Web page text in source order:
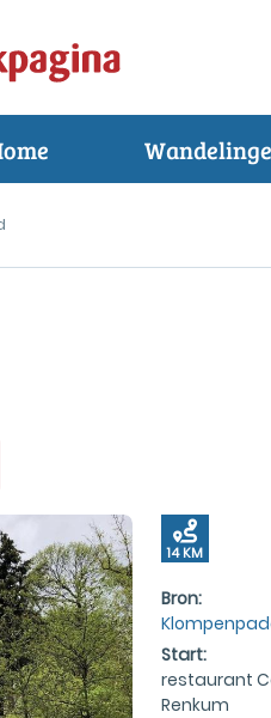
14 KM
Bron:
Start:
restaurant
Renkum